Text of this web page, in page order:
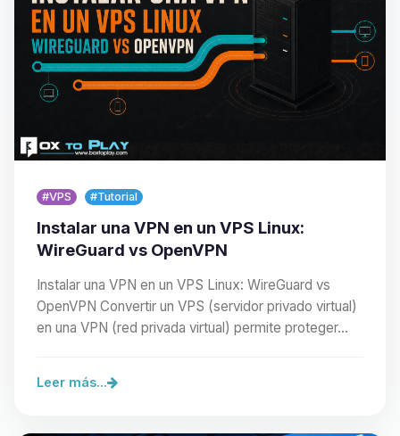
#VPS #Tutorial
Instalar una VPN en un VPS Linux:
WireGuard vs OpenVPN
Instalar una VPN en un VPS Linux: WireGuard vs
OpenVPN Convertir un VPS (servidor privado virtual)
en una VPN (red privada virtual) permite proteger…
Leer más...
pequenos circuitos para ayudarte.
07/08/2026 12:58